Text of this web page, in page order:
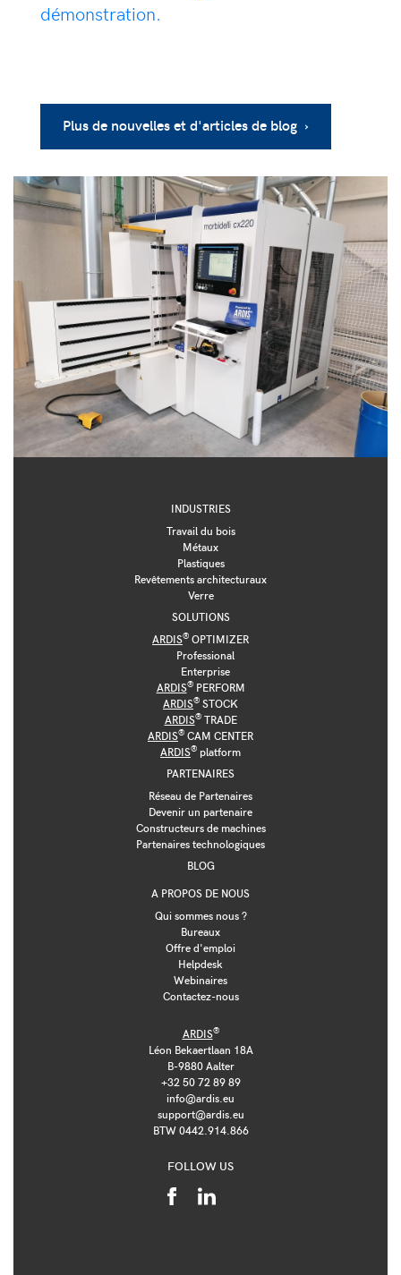
démonstration.
Plus de nouvelles et d'articles de blog ›
INDUSTRIES
Travail du bois
Métaux
Plastiques
Revêtements architecturaux
Verre
SOLUTIONS
ARDIS® OPTIMIZER
Professional
Enterprise
ARDIS®PERFORM
ARDIS® STOCK
ARDIS®TRADE
ARDIS® CAM CENTER
ARDIS® platform
PARTENAIRES
Réseau de Partenaires
Devenir un partenaire
Constructeurs de machines
Partenaires technologiques
BLOG
A PROPOS DE NOUS
Qui sommes nous ?
Bureaux
Offre d'emploi
Helpdesk
Webinaires
Contactez-nous
ARDIS®
Léon Bekaertlaan 18A
B-9880 Aalter
+32 50 72 89 89
info@ardis.eu
support@ardis.eu
BTW 0442.914.866
FOLLOW US